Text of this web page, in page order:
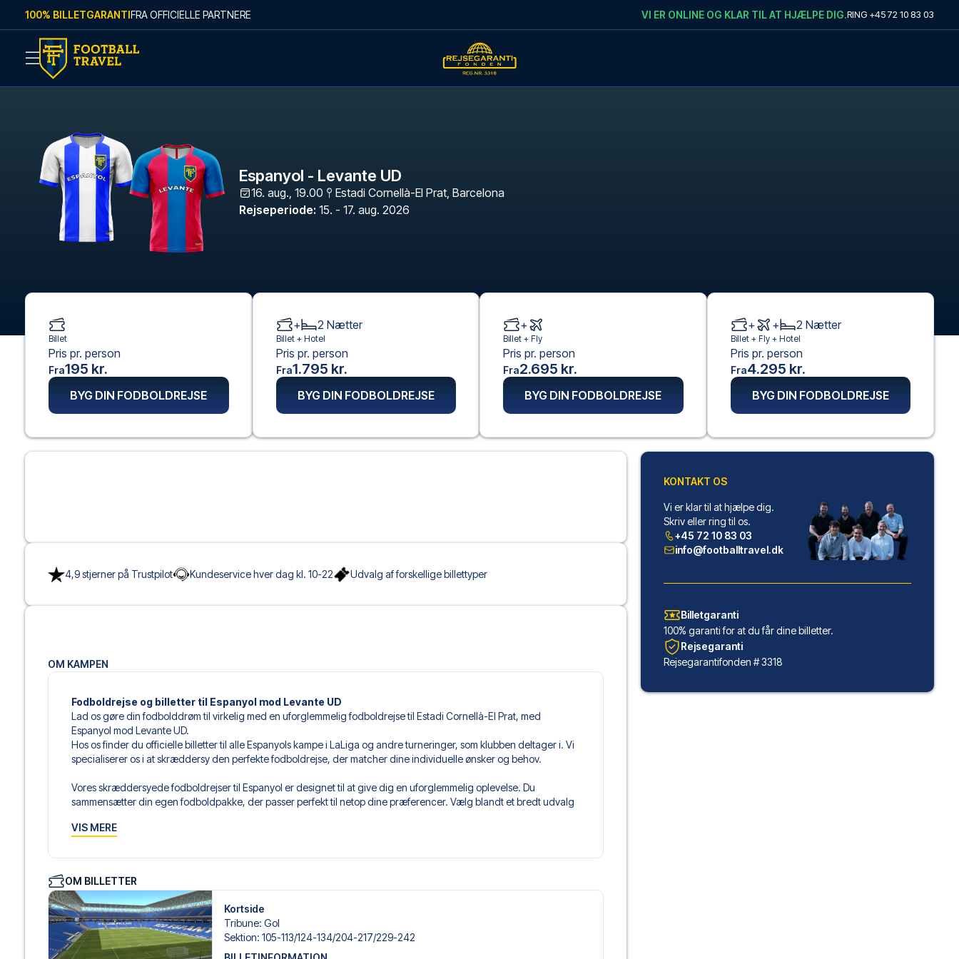
Skip to content
100% BILLETGARANTIFRA OFFICIELLE PARTNERE VI ER ONLINE OG KLAR TIL AT HJÆLPE DIG.RING +45 72 10 83 03
Espanyol - Levante UD
16. aug., 19.00 Estadi Cornellà-El Prat, Barcelona
Rejseperiode: 15. - 17. aug. 2026
4,9 stjerner på Trustpilot Kundeservice hver dag kl. 10-22 Udvalg af forskellige billettyper
OM KAMPEN
Fodboldrejse og billetter til Espanyol mod Levante UD
Lad os gøre din fodbolddrøm til virkelig med en uforglemmelig fodboldrejse til Estadi Cornellà-El Prat, med
Espanyol mod Levante UD.
Hos os finder du officielle billetter til alle Espanyols kampe i LaLiga og andre turneringer, som klubben deltager i. Vi
specialiserer os i at skræddersy den perfekte fodboldrejse, der matcher dine individuelle ønsker og behov.
Vores skræddersyede fodboldrejser til Espanyol er designet til at give dig en uforglemmelig oplevelse. Du
sammensætter din egen fodboldpakke, der passer perfekt til netop dine præferencer. Vælg blandt et bredt udvalg
det er en hospitality-billet. En hospitality-billet, er en billet, hvor der er mere inkluderet end selve billetten. Det kan
du vælger billettypen, og på dine rejsedokumenter.
Vi tilbyder et bredt udvalg af håndplukkede hoteller i Barcelona, der passer til enhver smag og ethvert budget. Fra
luksuriøse 5-stjernede hoteller til charmerende boutiquehoteller og prisvenlige alternativer – vi har noget for
enhver rejsende. Vi tager højde for beliggenhed, komfort og pris. Det eneste du skal gøre er at vælge det hotel der
VIS MERE
OM BILLETTER
Kortside
Tribune: Gol
Sektion: 105-113/​124-134/​204-217/​229-242
Billet
Pris pr. person
Fra195 kr.
BYG DIN FODBOLDREJSE
+ 2 Nætter
Billet + Hotel
Pris pr. person
Fra1.795 kr.
BYG DIN FODBOLDREJSE
+
Billet + Fly
Pris pr. person
Fra2.695 kr.
BYG DIN FODBOLDREJSE
+ + 2 Nætter
Billet + Fly+ Hotel
Pris pr. person
Fra4.295 kr.
BYG DIN FODBOLDREJSE
KONTAKT OS
Vi er klar til at hjælpe dig.
Skriv eller ring til os.
+45 72 10 83 03
info@footballtravel.dk
Billetgaranti
100% garanti for at du får dine billetter.
Rejsegaranti
Rejsegarantifonden # 3318